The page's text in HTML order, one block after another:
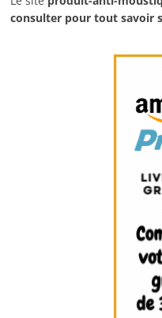
consulter pour tout savoir